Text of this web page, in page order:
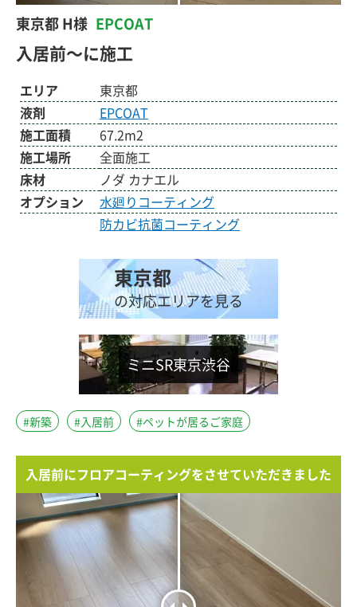
東京都 H様 EPCOAT
入居前～に施工
エリア
東京都
液剤
EPCOAT
施工面積
67.2m2
施工場所
全面施工
床材
ノダ カナエル
オプション
水廻りコーティング
防カビ抗菌コーティング
東京都
の対応エリアを見る
ミニSR東京渋谷
#新築 #入居前 #ペットが居るご家庭
入居前にフロアコーティングをさせていただきました